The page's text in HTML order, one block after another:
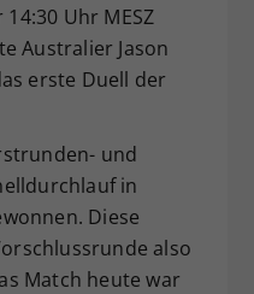
Uhr MESZ
Australier Jason
erste Duell der
und
in
Diese
also
Match heute war